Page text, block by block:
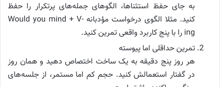
به جای حفظ استثناها، الگوهای جمله‌های پرتکرار را حفظ
کنید. مثلا الگوی درخواست مؤدبانه Would you mind + V-
ing را با پنج کاربرد واقعی تمرین کنید.
تمرین حداقلی اما پیوسته
هر روز پنج دقیقه به یک ساخت اختصاص دهید و همان روز
در گفتار استعمالش کنید. حجم کم اما مستمر، از جلسه‌های